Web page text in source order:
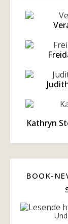
Kathryn
BOOK-